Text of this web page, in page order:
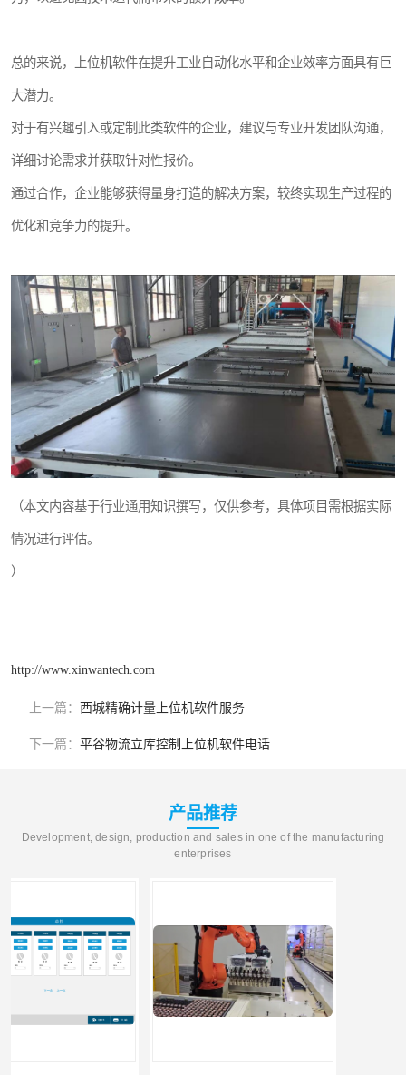
总的来说，上位机软件在提升工业自动化水平和企业效率方面具有巨
大潜力。
对于有兴趣引入或定制此类软件的企业，建议与专业开发团队沟通，
详细讨论需求并获取针对性报价。
通过合作，企业能够获得量身打造的解决方案，较终实现生产过程的
优化和竞争力的提升。
（本文内容基于行业通用知识撰写，仅供参考，具体项目需根据实际
情况进行评估。
）
http://www.xinwantech.com
上一篇： 西城精确计量上位机软件服务
下一篇： 平谷物流立库控制上位机软件电话
产品推荐
Development, design, production and sales in one of the manufacturing
enterprises